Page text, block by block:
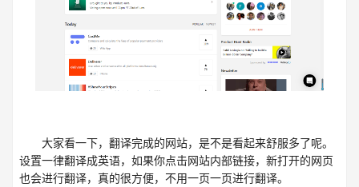
大家看一下，翻译完成的网站，是不是看起来舒服多了呢。
设置一律翻译成英语，如果你点击网站内部链接，新打开的网页
也会进行翻译，真的很方便，不用一页一页进行翻译。